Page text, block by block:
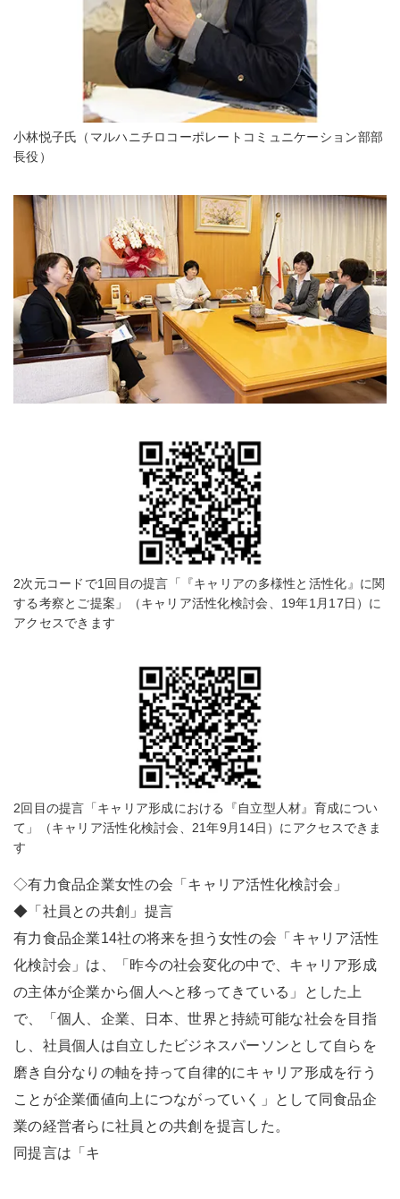
小林悦子氏（マルハニチロコーポレートコミュニケーション部部
長役）
2次元コードで1回目の提言「『キャリアの多様性と活性化』に関
する考察とご提案」（キャリア活性化検討会、19年1月17日）に
アクセスできます
2回目の提言「キャリア形成における『自立型人材』育成につい
て」（キャリア活性化検討会、21年9月14日）にアクセスできま
す
◇有力食品企業女性の会「キャリア活性化検討会」
◆「社員との共創」提言
有力食品企業14社の将来を担う女性の会「キャリア活性
化検討会」は、「昨今の社会変化の中で、キャリア形成
の主体が企業から個人へと移ってきている」とした上
で、「個人、企業、日本、世界と持続可能な社会を目指
し、社員個人は自立したビジネスパーソンとして自らを
磨き自分なりの軸を持って自律的にキャリア形成を行う
ことが企業価値向上につながっていく」として同食品企
業の経営者らに社員との共創を提言した。
同提言は「キ